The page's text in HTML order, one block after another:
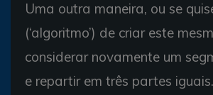
Uma outra maneira, ou se
(‘algoritmo’) de criar este
considerar novamente um
e repartir em três partes